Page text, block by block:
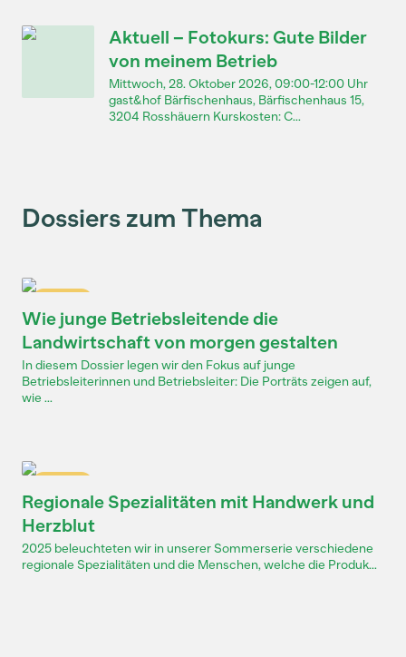
Aktuell – Fotokurs: Gute Bilder
von meinem Betrieb
Mittwoch, 28. Oktober 2026, 09:00-12:00 Uhr
gast&hof Bärfischenhaus, Bärfischenhaus 15,
3204 Rosshäuern Kurskosten: C...
Dossiers zum Thema
Wie junge Betriebsleitende die
Landwirtschaft von morgen gestalten
In diesem Dossier legen wir den Fokus auf junge
Betriebsleiterinnen und Betriebsleiter: Die Porträts zeigen auf,
wie ...
Regionale Spezialitäten mit Handwerk und
Herzblut
2025 beleuchteten wir in unserer Sommerserie verschiedene
regionale Spezialitäten und die Menschen, welche die Produk...